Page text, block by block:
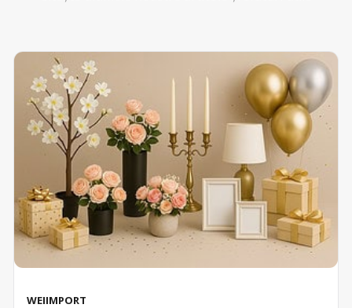
WEIIMPORT